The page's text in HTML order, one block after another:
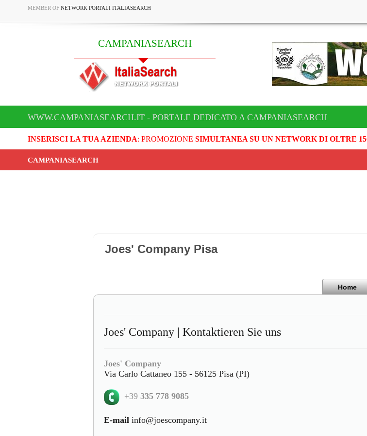
MEMBER OF NETWORK PORTALI ITALIASEARCH
CAMPANIASEARCH
WWW.CAMPANIASEARCH.IT - PORTALE DEDICATO A CAMPANIASEARCH
INSERISCI LA TUA AZIENDA: PROMOZIONE SIMULTANEA SU UN NETWORK DI OLTRE
CAMPANIASEARCH
Joes' Company Pisa
Home
Joes' Company | Kontaktieren Sie uns
Joes' Company
Via Carlo Cattaneo 155 - 56125 Pisa (PI)
+39 335 778 9085
E-mail info@joescompany.it